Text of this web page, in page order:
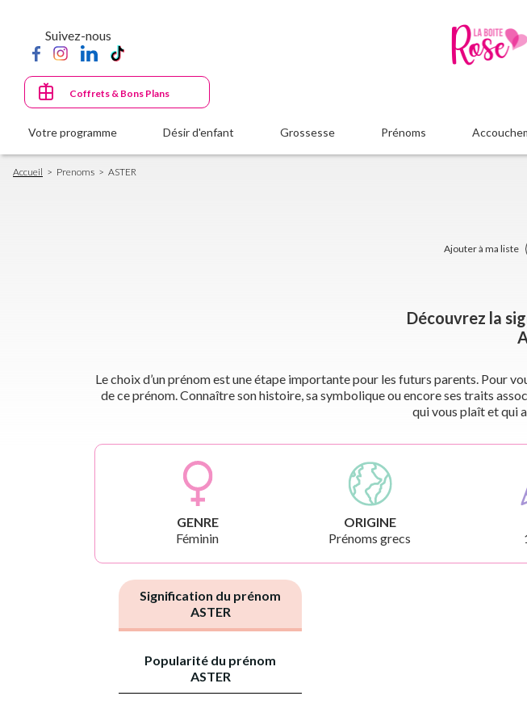
principal
Suivez-nous
Coffrets & Bons Plans
Votre programme Désir d'enfant Grossesse Prénoms
Fil
d'Ariane
Accueil Prenoms ASTER
Ajouter à ma liste
Découvrez la
Le choix d’un prénom est une étape importante pour les futurs parents. Pour
de ce prénom. Connaître son histoire, sa symbolique ou encore ses traits
qui vous plaît et qui
GENRE
Féminin
ORIGINE
Prénoms grecs
Signification du prénom
ASTER
Popularité du prénom
ASTER